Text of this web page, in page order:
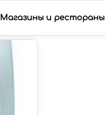
Магазины и рестораны